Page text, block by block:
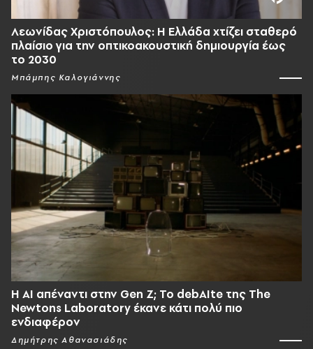
Λεωνίδας Χριστόπουλος: Η Ελλάδα χτίζει σταθερό
πλαίσιο για την οπτικοακουστική δημιουργία έως
το 2030
Μπάμπης Καλογιάννης
Η AI απέναντι στην Gen Z; Το debAIte της The
Newtons Laboratory έκανε κάτι πολύ πιο
ενδιαφέρον
Δημήτρης Αθανασιάδης